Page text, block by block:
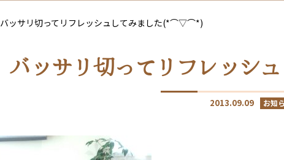
バッサリ切ってリフレッシュしてみました(*⌒▽⌒*)
バッサリ切ってリフレッ
2013.09.09 お知